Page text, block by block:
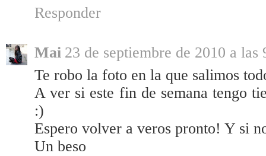
Responder
Mai 23 de septiembre de 2010 a las
Te robo la foto en la que salimos
A ver si este fin de semana tengo
:)
Espero volver a veros pronto! Y si
Un beso